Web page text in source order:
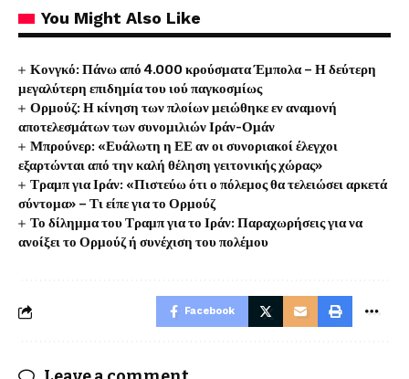
You Might Also Like
Κονγκό: Πάνω από 4.000 κρούσματα Έμπολα – Η δεύτερη
μεγαλύτερη επιδημία του ιού παγκοσμίως
Ορμούζ: Η κίνηση των πλοίων μειώθηκε εν αναμονή
αποτελεσμάτων των συνομιλιών Ιράν-Ομάν
Μπρούνερ: «Ευάλωτη η ΕΕ αν οι συνοριακοί έλεγχοι
εξαρτώνται από την καλή θέληση γειτονικής χώρας»
Τραμπ για Ιράν: «Πιστεύω ότι ο πόλεμος θα τελειώσει αρκετά
σύντομα» – Τι είπε για το Ορμούζ
Το δίλημμα του Τραμπ για το Ιράν: Παραχωρήσεις για να
ανοίξει το Ορμούζ ή συνέχιση του πολέμου
Facebook